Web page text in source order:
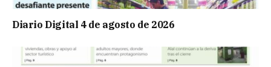
Diario Digital 4 de agosto de 2026